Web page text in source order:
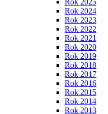
Rok 2025
Rok 2024
Rok 2023
Rok 2022
Rok 2021
Rok 2020
Rok 2019
Rok 2018
Rok 2017
Rok 2016
Rok 2015
Rok 2014
Rok 2013